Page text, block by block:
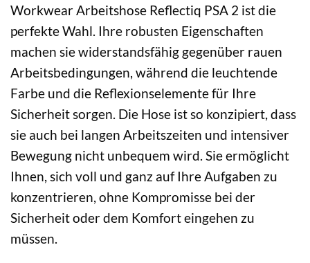
Workwear Arbeitshose Reflectiq PSA 2 ist die
perfekte Wahl. Ihre robusten Eigenschaften
machen sie widerstandsfähig gegenüber rauen
Arbeitsbedingungen, während die leuchtende
Farbe und die Reflexionselemente für Ihre
Sicherheit sorgen. Die Hose ist so konzipiert, dass
sie auch bei langen Arbeitszeiten und intensiver
Bewegung nicht unbequem wird. Sie ermöglicht
Ihnen, sich voll und ganz auf Ihre Aufgaben zu
konzentrieren, ohne Kompromisse bei der
Sicherheit oder dem Komfort eingehen zu
müssen.